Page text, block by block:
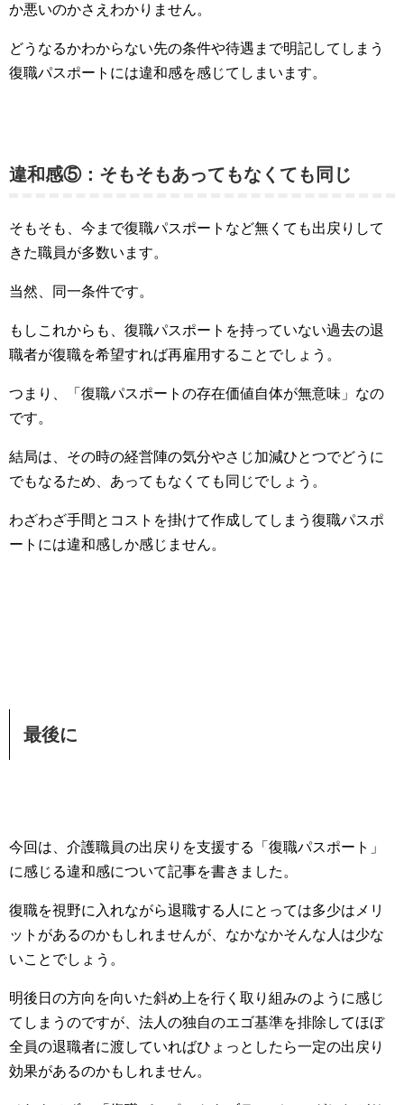
か悪いのかさえわかりません。
どうなるかわからない先の条件や待遇まで明記してしまう
復職パスポートには違和感を感じてしまいます。
違和感⑤：そもそもあってもなくても同じ
そもそも、今まで復職パスポートなど無くても出戻りして
きた職員が多数います。
当然、同一条件です。
もしこれからも、復職パスポートを持っていない過去の退
職者が復職を希望すれば再雇用することでしょう。
つまり、「復職パスポートの存在価値自体が無意味」なの
です。
結局は、その時の経営陣の気分やさじ加減ひとつでどうに
でもなるため、あってもなくても同じでしょう。
わざわざ手間とコストを掛けて作成してしまう復職パスポ
ートには違和感しか感じません。
最後に
今回は、介護職員の出戻りを支援する「復職パスポート」
に感じる違和感について記事を書きました。
復職を視野に入れながら退職する人にとっては多少はメリ
ットがあるのかもしれませんが、なかなかそんな人は少な
いことでしょう。
明後日の方向を向いた斜め上を行く取り組みのように感じ
てしまうのですが、法人の独自のエゴ基準を排除してほぼ
全員の退職者に渡していればひょっとしたら一定の出戻り
効果があるのかもしれません。